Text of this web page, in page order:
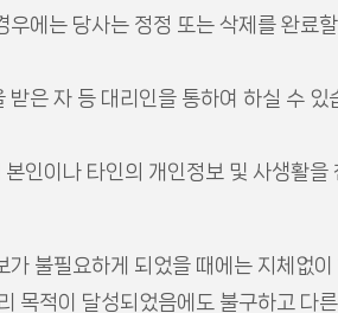
에는 당사는 정정 또는 삭제를 완료
은 자 등 대리인을 통하여 하실 수 있
인이나 타인의 개인정보 및 사생활을
불필요하게 되었을 때에는 지체없이
적이 달성되었음에도 불구하고 다